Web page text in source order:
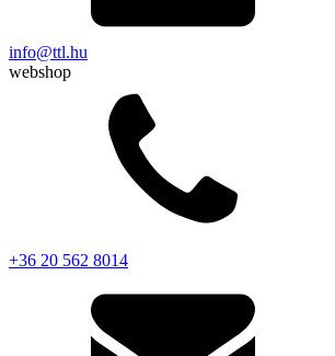
info@ttl.hu
webshop
+36 20 562 8014